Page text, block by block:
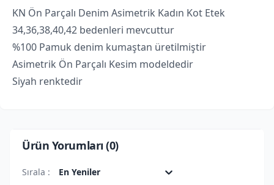
KN Ön Parçalı Denim Asimetrik Kadın Kot Etek
34,36,38,40,42 bedenleri mevcuttur
%100 Pamuk denim kumaştan üretilmiştir
Asimetrik Ön Parçalı Kesim modeldedir
Siyah renktedir
Ürün Yorumları (0)
Sırala :
En Yeniler